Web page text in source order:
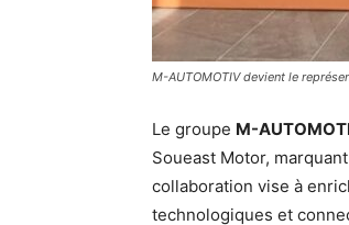
M-AUTOMOTIV devient le
Le groupe M-
Soueast Motor,
collaboration vise à
technologiques et